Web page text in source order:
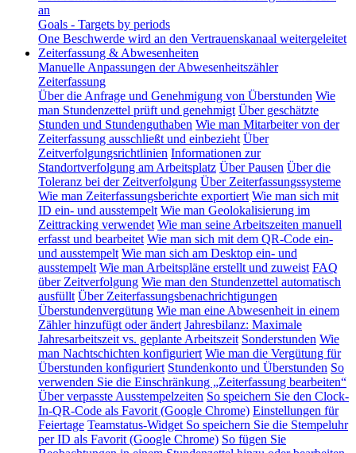
an
Goals - Targets by periods
One Beschwerde wird an den Vertrauenskanaal weitergeleitet
Zeiterfassung & Abwesenheiten
Manuelle Anpassungen der Abwesenheitszähler
Zeiterfassung
Über die Anfrage und Genehmigung von Überstunden Wie
man Stundenzettel prüft und genehmigt Über geschätzte
Stunden und Stundenguthaben Wie man Mitarbeiter von der
Zeiterfassung ausschließt und einbezieht Über
Zeitverfolgungsrichtlinien Informationen zur
Standortverfolgung am Arbeitsplatz Über Pausen Über die
Toleranz bei der Zeitverfolgung Über Zeiterfassungssysteme
Wie man Zeiterfassungsberichte exportiert Wie man sich mit
ID ein- und ausstempelt Wie man Geolokalisierung im
Zeittracking verwendet Wie man seine Arbeitszeiten manuell
erfasst und bearbeitet Wie man sich mit dem QR-Code ein-
und ausstempelt Wie man sich am Desktop ein- und
ausstempelt Wie man Arbeitspläne erstellt und zuweist FAQ
über Zeitverfolgung Wie man den Stundenzettel automatisch
ausfüllt Über Zeiterfassungsbenachrichtigungen
Überstundenvergütung Wie man eine Abwesenheit in einem
Zähler hinzufügt oder ändert Jahresbilanz: Maximale
Jahresarbeitszeit vs. geplante Arbeitszeit Sonderstunden Wie
man Nachtschichten konfiguriert Wie man die Vergütung für
Überstunden konfiguriert Stundenkonto und Überstunden So
verwenden Sie die Einschränkung „Zeiterfassung bearbeiten“
Über verpasste Ausstempelzeiten So speichern Sie den Clock-
In-QR-Code als Favorit (Google Chrome) Einstellungen für
Feiertage Teamstatus-Widget So speichern Sie die Stempeluhr
per ID als Favorit (Google Chrome) So fügen Sie